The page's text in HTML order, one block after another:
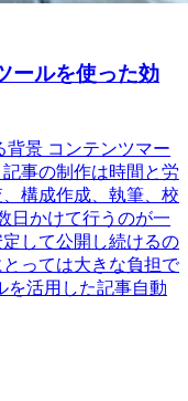
ールを使った効
背景 コンテンツマー
事の制作は時間と労
構成作成、執筆、校
日かけて行うのが一
して公開し続けるの
っては大きな負担で
を活用した記事自動